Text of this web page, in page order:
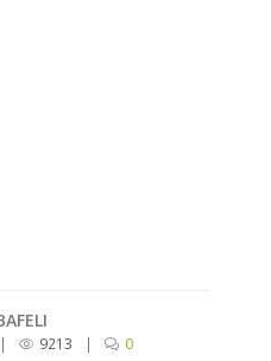
| 9213 | 0